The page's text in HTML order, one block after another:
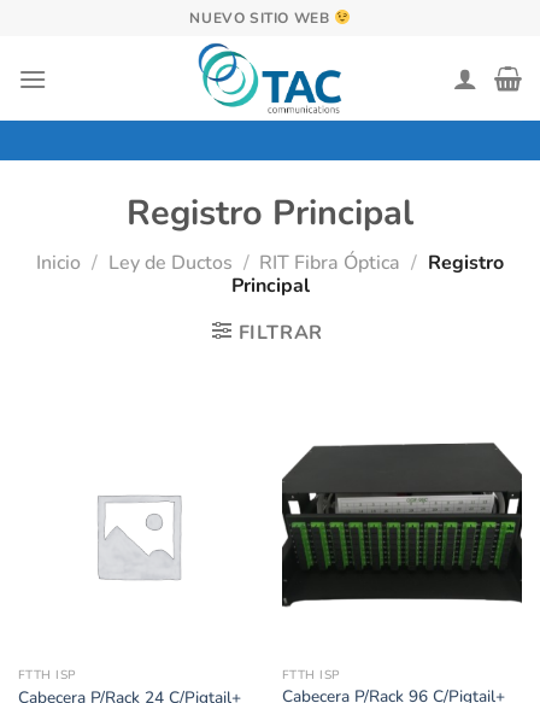
contenido
NUEVO SITIO WEB
Registro Principal
Inicio / Ley de Ductos / RIT Fibra Óptica / Registro
Principal
FILTRAR
FTTH ISP
Cabecera P/Rack 24 C/Pigtail+
FTTH ISP
Cabecera P/Rack 96 C/Pigtail+